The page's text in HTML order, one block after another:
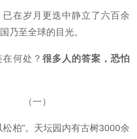
在岁月更迭中静立了六百余
乃至全球的目光。
何处？ 很多人的答案，恐怕
（一）
松柏”。天坛园内有古树3000余